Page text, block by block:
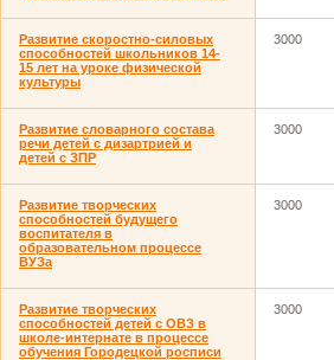
Развитие скоростно-силовых
способностей школьников 14-
15 лет на уроке физической
культуры
3000
Развитие словарного состава
речи детей с дизартрией и
детей с ЗПР
3000
Развитие творческих
способностей будущего
воспитателя в
образовательном процессе
ВУЗа
3000
Развитие творческих
способностей детей с ОВЗ в
школе-интернате в процессе
обучения Городецкой росписи
3000